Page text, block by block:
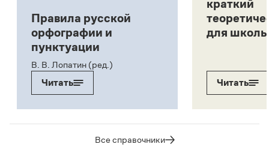
Правила русской
орфографии и
пунктуации
В. В. Лопатин (ред.)
Читать
краткий
для
Читать
Все справочники